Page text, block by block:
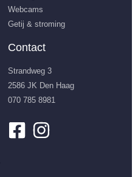
Webcams
Getij & stroming
Contact
Strandweg 3
2586 JK Den Haag
070 785 8981